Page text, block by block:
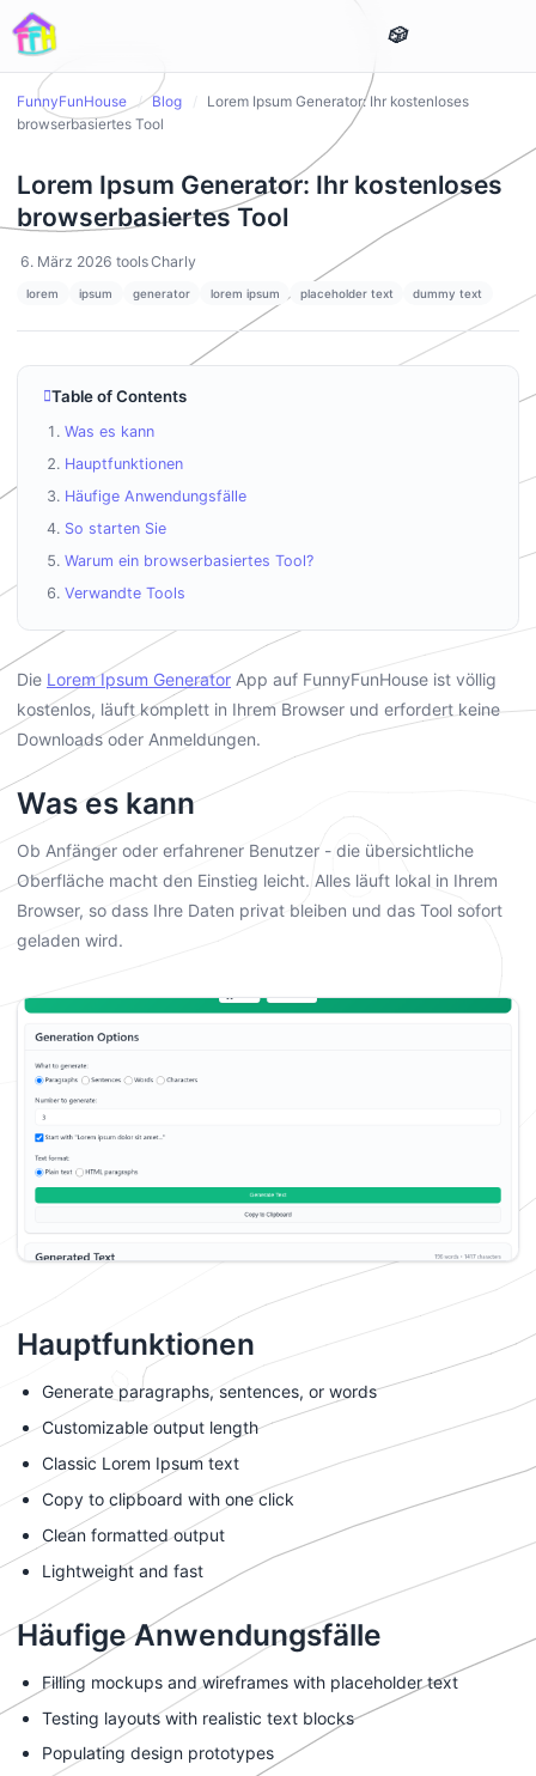
FunnyFunHouse / Blog
Lorem Ipsum Generator: Ihr kostenloses
browserbasiertes Tool
Lorem Ipsum Generator: Ihr kostenloses
browserbasiertes Tool
6. März 2026 toolsCharly
lorem ipsum generator lorem ipsum placeholder text dummy text
Table of Contents
Was es kann
Hauptfunktionen
Häufige Anwendungsfälle
So starten Sie
Warum ein browserbasiertes Tool?
Verwandte Tools
Die Lorem Ipsum Generator App auf FunnyFunHouse ist völlig
kostenlos, läuft komplett in Ihrem Browser und erfordert keine
Downloads oder Anmeldungen.
Was es kann
Ob Anfänger oder erfahrener Benutzer - die übersichtliche
Oberfläche macht den Einstieg leicht. Alles läuft lokal in Ihrem
Browser, so dass Ihre Daten privat bleiben und das Tool sofort
geladen wird.
Hauptfunktionen
Generate paragraphs, sentences, or words
Customizable output length
Classic Lorem Ipsum text
Copy to clipboard with one click
Clean formatted output
Lightweight and fast
Häufige Anwendungsfälle
Filling mockups and wireframes with placeholder text
Testing layouts with realistic text blocks
Populating design prototypes